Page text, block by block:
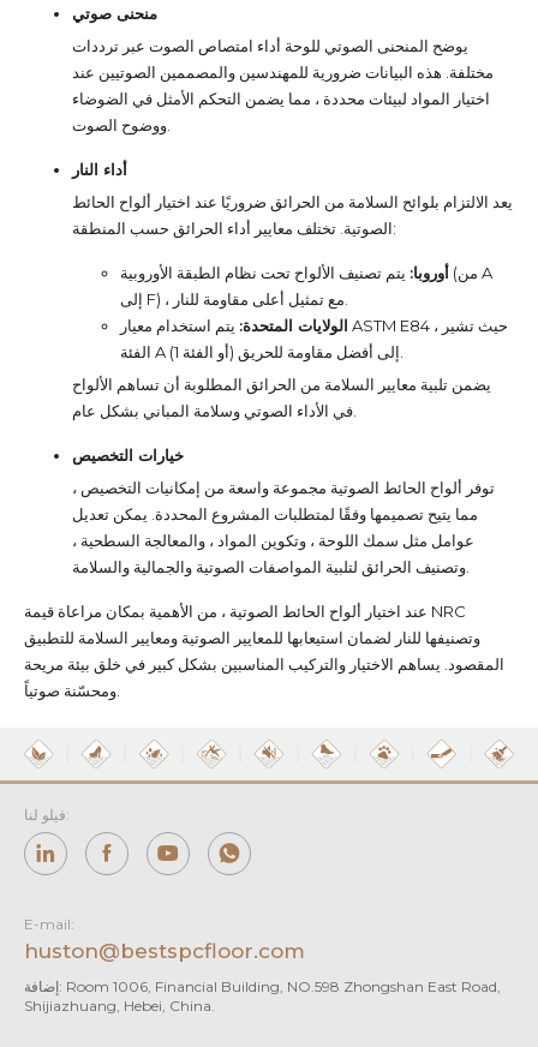
منحنى صوتي
يوضح المنحنى الصوتي للوحة أداء امتصاص الصوت عبر ترددات
مختلفة. هذه البيانات ضرورية للمهندسين والمصممين الصوتيين عند
اختيار المواد لبيئات محددة ، مما يضمن التحكم الأمثل في الضوضاء
أداء النار
يعد الالتزام بلوائح السلامة من الحرائق ضروريًا عند اختيار ألواح الحائط
الصوتية. تختلف معايير أداء الحرائق حسب المنطقة:
أوروبا: يتم تصنيف الألواح تحت نظام الطبقة الأوروبية (من A
الولايات المتحدة: يتم استخدام معيار ASTM E84 ، حيث تشير
يضمن تلبية معايير السلامة من الحرائق المطلوبة أن تساهم الألواح
خيارات التخصيص
توفر ألواح الحائط الصوتية مجموعة واسعة من إمكانيات التخصيص ،
مما يتيح تصميمها وفقًا لمتطلبات المشروع المحددة. يمكن تعديل
عوامل مثل سمك اللوحة ، وتكوين المواد ، والمعالجة السطحية ،
عند اختيار ألواح الحائط الصوتية ، من الأهمية بمكان مراعاة قيمة NRC
وتصنيفها للنار لضمان استيعابها للمعايير الصوتية ومعايير السلامة للتطبيق
المقصود. يساهم الاختيار والتركيب المناسبين بشكل كبير في خلق بيئة مريحة
فيلو لنا:
E-mail:
huston@bestspcfloor.com
إضافة: Room 1006, Financial Building, NO.598 Zhongshan East Road,
Shijiazhuang, Hebei, China.